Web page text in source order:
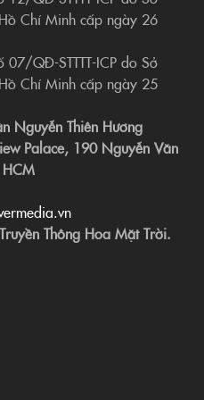
Chí Minh cấp ngày 26
QĐ-STTTT-ICP do Sở
Chí Minh cấp ngày 25
Nguyễn Thiên Hương
Palace, 190 Nguyễn Văn
HCM
Thông Hoa Mặt Trời.